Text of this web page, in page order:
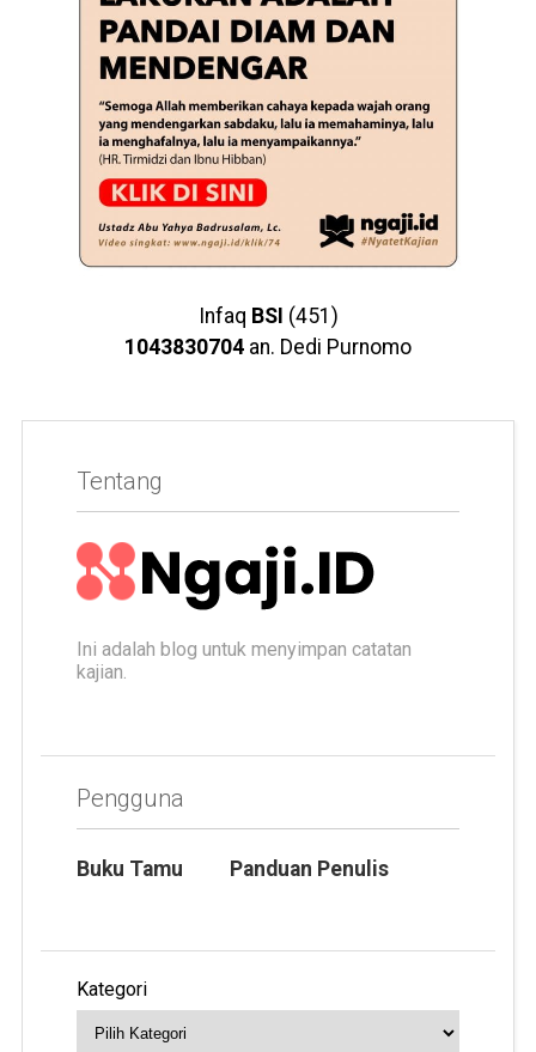
Infaq BSI (451)
1043830704 an. Dedi Purnomo
Tentang
Ini adalah blog untuk menyimpan catatan
kajian.
Pengguna
Buku Tamu Panduan Penulis
Kategori